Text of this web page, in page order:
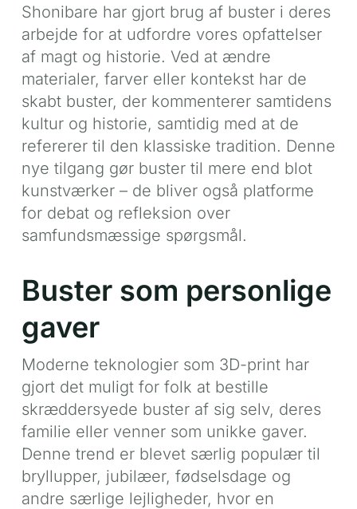
Shonibare har gjort brug af buster i deres
arbejde for at udfordre vores opfattelser
af magt og historie. Ved at ændre
materialer, farver eller kontekst har de
skabt buster, der kommenterer samtidens
kultur og historie, samtidig med at de
refererer til den klassiske tradition. Denne
nye tilgang gør buster til mere end blot
kunstværker – de bliver også platforme
for debat og refleksion over
samfundsmæssige spørgsmål.
Buster som personlige
gaver
Moderne teknologier som 3D-print har
gjort det muligt for folk at bestille
skræddersyede buster af sig selv, deres
familie eller venner som unikke gaver.
Denne trend er blevet særlig populær til
bryllupper, jubilæer, fødselsdage og
andre særlige lejligheder, hvor en